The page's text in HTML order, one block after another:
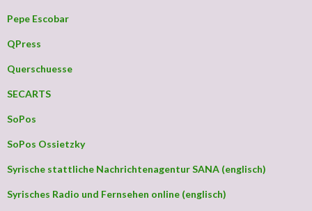
Pepe Escobar
QPress
Querschuesse
SECARTS
SoPos
SoPos Ossietzky
Syrische stattliche Nachrichtenagentur SANA (englisch)
Syrisches Radio und Fernsehen online (englisch)